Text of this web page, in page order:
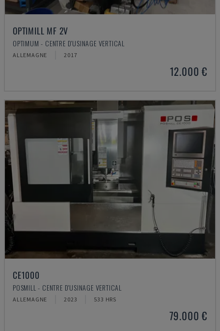
OPTIMILL MF 2V
OPTIMUM - CENTRE D'USINAGE VERTICAL
ALLEMAGNE 2017
12.000 €
CE1000
POSMILL - CENTRE D'USINAGE VERTICAL
ALLEMAGNE 2023 533 HRS
79.000 €